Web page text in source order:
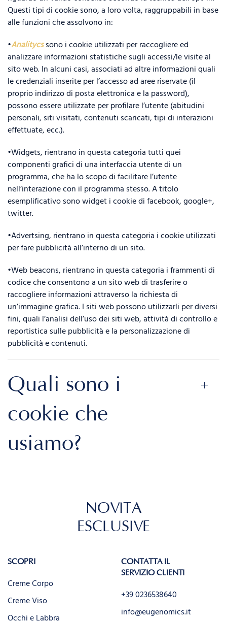
Questi tipi di cookie sono, a loro volta, raggruppabili in base
alle funzioni che assolvono in:
•Analitycssono i cookie utilizzati per raccogliere ed
analizzare informazioni statistiche sugli accessi/le visite al
sito web. In alcuni casi, associati ad altre informazioni quali
le credenziali inserite per l’accesso ad aree riservate (il
proprio indirizzo di posta elettronica e la password),
possono essere utilizzate per profilare l’utente (abitudini
personali, siti visitati, contenuti scaricati, tipi di interazioni
effettuate, ecc.).
•Widgets, rientrano in questa categoria tutti quei
componenti grafici di una interfaccia utente di un
programma, che ha lo scopo di facilitare l’utente
nell’interazione con il programma stesso. A titolo
esemplificativo sono widget i cookie di facebook, google+,
twitter.
•Advertsing, rientrano in questa categoria i cookie utilizzati
per fare pubblicità all’interno di un sito.
•Web beacons, rientrano in questa categoria i frammenti di
codice che consentono a un sito web di trasferire o
raccogliere informazioni attraverso la richiesta di
un’immagine grafica. I siti web possono utilizzarli per diversi
fini, quali l’analisi dell’uso dei siti web, attività di controllo e
reportistica sulle pubblicità e la personalizzazione di
pubblicità e contenuti.
Quali sono i
cookie che
usiamo?
NOVITÀ
ESCLUSIVE
SCOPRI
Creme Corpo
Creme Viso
Occhi e Labbra
CONTATTA IL
SERVIZIO CLIENTI
+39 0236538640
info@eugenomics.it